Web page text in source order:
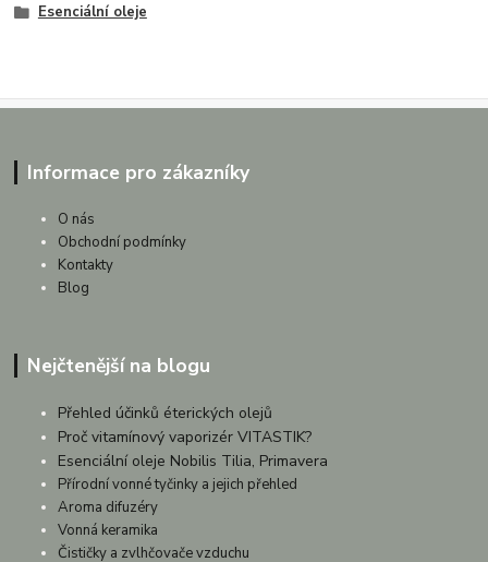
Esenciální oleje
Informace pro zákazníky
O nás
Obchodní podmínky
Kontakty
Blog
Nejčtenější na blogu
Přehled účinků éterických olejů
Proč vitamínový vaporizér VITASTIK?
Esenciální oleje Nobilis Tilia, Primavera
Přírodní vonné tyčinky a jejich přehled
Aroma difuzéry
Vonná keramika
Čističky a zvlhčovače vzduchu